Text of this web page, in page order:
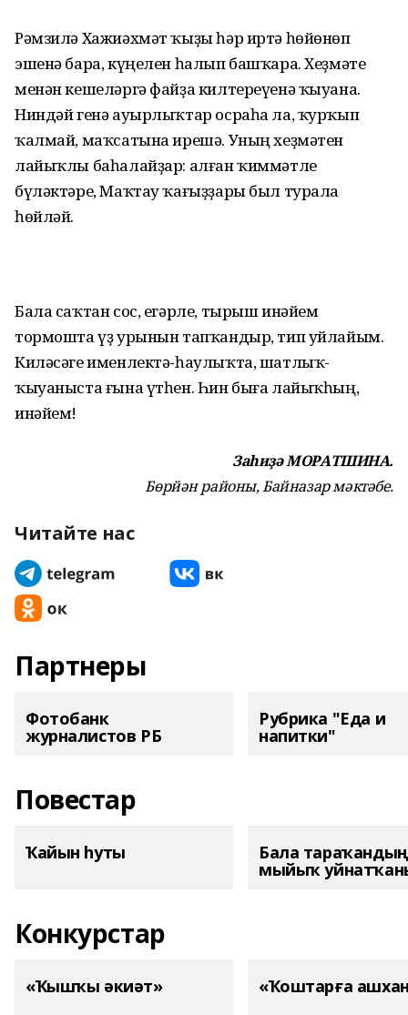
Рәмзилә Хажиәхмәт ҡыҙы һәр иртә һөйөнөп
эшенә бара, күңелен һалып башҡара. Хеҙмәте
менән кешеләргә файҙа килтереүенә ҡыуана.
Ниндәй генә ауырлыҡтар осраһа ла, ҡурҡып
ҡалмай, маҡсатына ирешә. Уның хеҙмәтен
лайыҡлы баһалайҙар: алған ҡиммәтле
бүләктәре, Маҡтау ҡағыҙҙары был турала
һөйләй.
Бала саҡтан сос, егәрле, тырыш инәйем
тормошта үҙ урынын тапҡандыр, тип уйлайым.
Киләсәге именлектә-һаулыҡта, шатлыҡ-
ҡыуаныста ғына үтһен. Һин быға лайыҡһың,
инәйем!
Заһиҙә МОРАТШИНА.
Бөрйән районы, Байназар мәктәбе.
Читайте нас
Партнеры
Фотобанк
журналистов РБ
Рубрика "Еда и
напитки"
Повестар
Ҡайын һуты Бала тараҡандың
мыйыҡ
Конкурстар
«Ҡышҡы әкиәт» «Ҡоштарға